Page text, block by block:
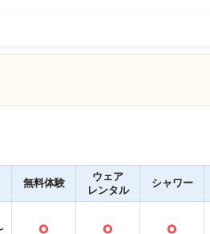
無料体験
ウェア
レンタル
シャワー
○ ○ ○